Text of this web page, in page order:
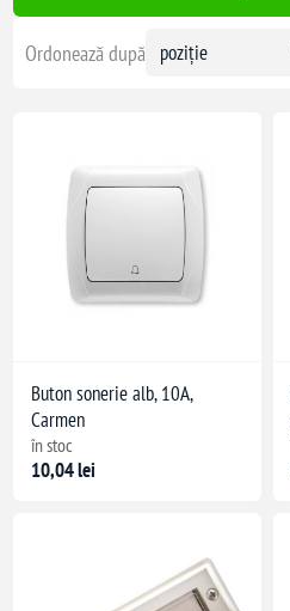
Ordonează după
Buton sonerie alb, 10A,
Carmen
în stoc
10,04 lei